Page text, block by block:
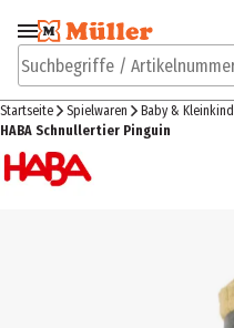
Zur Navigation
springen
Suchbegriffe / Artikelnummer
Startseite Spielwaren Baby & Kleinkind
HABA Schnullertier Pinguin